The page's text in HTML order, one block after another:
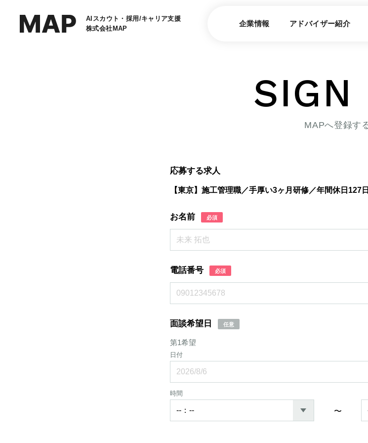
AIスカウト・採用/キャリア支援
株式会社MAP
企業情報 アドバイザー紹介
SIGN
MAPへ登録す
応募する求人
【東京】施工管理職／手厚い3ヶ月研修／年間休日
お名前 必須
電話番号 必須
面談希望日 任意
第1希望
日付
時間
〜